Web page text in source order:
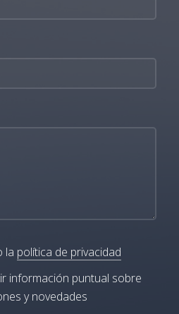
la política de privacidad
información puntual sobre
y novedades